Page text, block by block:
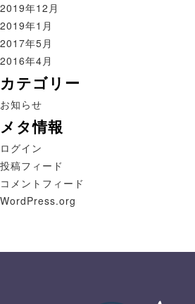
2019年12月
2019年1月
2017年5月
2016年4月
カテゴリー
お知らせ
メタ情報
ログイン
投稿フィード
コメントフィード
WordPress.org